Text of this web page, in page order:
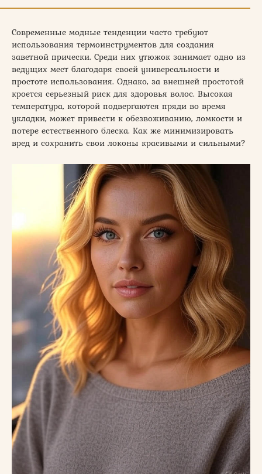
Современные модные тенденции часто требуют
использования термоинструментов для создания
заветной прически. Среди них утюжок занимает одно из
ведущих мест благодаря своей универсальности и
простоте использования. Однако, за внешней простотой
кроется серьезный риск для здоровья волос. Высокая
температура, которой подвергаются пряди во время
укладки, может привести к обезвоживанию, ломкости и
потере естественного блеска. Как же минимизировать
вред и сохранить свои локоны красивыми и сильными?